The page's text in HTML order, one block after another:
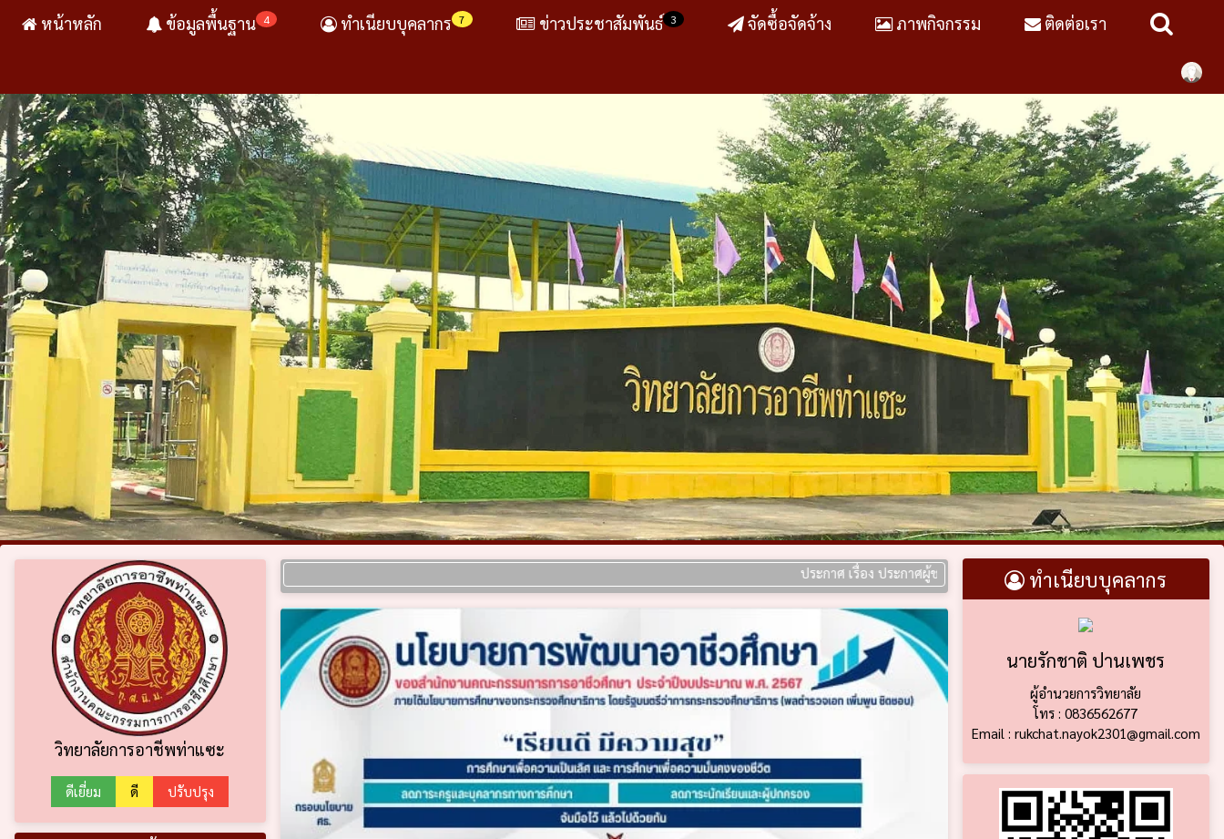
หน้าหลัก 4
ข้อมูลพื้นฐาน 7
ทำเนียบบุคลากร 3
ข่าวประชาสัมพันธ์ จัดซื้อจัดจ้าง ภาพกิจกรรม ติดต่อเรา
วิทยาลัยการอาชีพท่าแซะ
ดีเยี่ยม ดี ปรับปรุง
ประกาศ เรื่อง ประกาศผู้ชนะการเสนอราคา ประกวดราคาซื้อห้องปฏิบัติการการเขียนโ
ทำเนียบบุคลากร
นายรักชาติ ปานเพชร
ผู้อำนวยการวิทยาลัย
โทร : 0836562677
Email : rukchat.nayok2301@gmail.com